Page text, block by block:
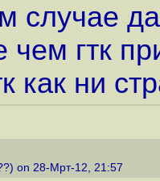
чем гтк
как ни
on 28-Мрт-12, 21:57